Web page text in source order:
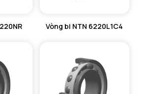
Vòng bi NTN 6220L1C4